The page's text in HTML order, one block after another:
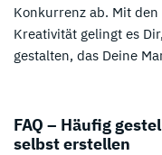
Konkurrenz ab. Mit
Kreativität gelingt es
gestalten, das Deine
FAQ – Häufig
selbst erstellen